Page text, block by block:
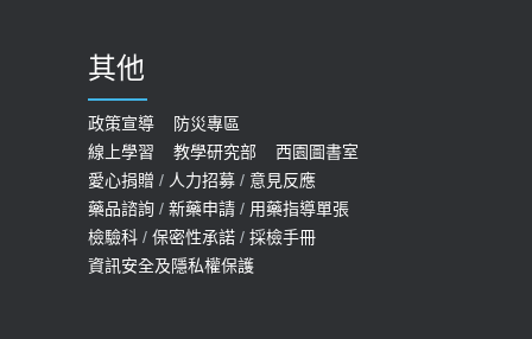
其他
政策宣導
防災專區
線上學習
教學研究部
西園圖書室
愛心捐贈 / 人力招募 / 意見反應
藥品諮詢 / 新藥申請 / 用藥指導單張
檢驗科 / 保密性承諾 / 採檢手冊
資訊安全及隱私權保護